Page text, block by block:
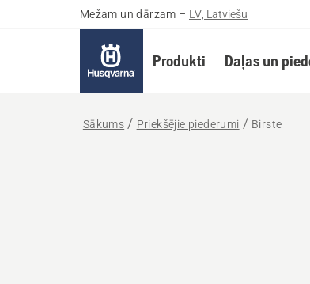
Mežam un dārzam – LV, Latviešu
Produkti Daļas un
Sākums Priekšējie piederumi Birste